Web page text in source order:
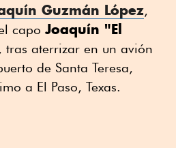
Guzmán López,
capo Joaquín "El
, tras aterrizar en un avión
de Santa Teresa,
a El Paso, Texas.